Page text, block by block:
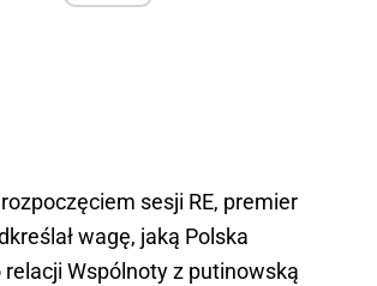
sesji RE, premier
wagę, jaką Polska
Wspólnoty z putinowską